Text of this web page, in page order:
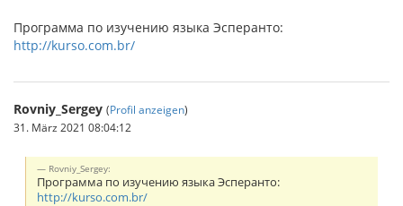
Программа по изучению языка Эсперанто:
http://kurso.com.br/
Rovniy_Sergey (Profil anzeigen)
31. März 2021 08:04:12
Rovniy_Sergey:
Программа по изучению языка Эсперанто:
http://kurso.com.br/